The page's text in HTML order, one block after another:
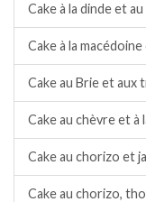
Cake à la dinde et
Cake à la
Cake au Brie et aux
Cake au chèvre et à
Cake au chorizo et
Cake au chorizo,